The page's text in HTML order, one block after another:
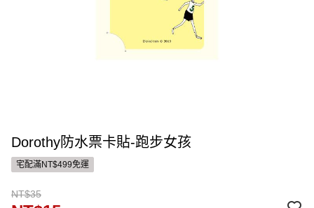
Dorothy防水票卡貼-跑步女孩
宅配滿NT$499免運
NT$35